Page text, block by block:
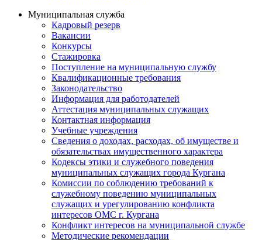
Муниципальная служба
Кадровый резерв
Вакансии
Конкурсы
Стажировка
Поступление на муниципальную службу
Квалификационные требования
Законодательство
Информация для работодателей
Аттестация муниципальных служащих
Контактная информация
Учебные учреждения
Сведения о доходах, расходах, об имуществе и
обязательствах имущественного характера
Кодексы этики и служебного поведения
муниципальных служащих города Кургана
Комиссии по соблюдению требований к
служебному поведению муниципальных
служащих и урегулированию конфликта
интересов ОМС г. Кургана
Конфликт интересов на муниципальной службе
Методические рекомендации